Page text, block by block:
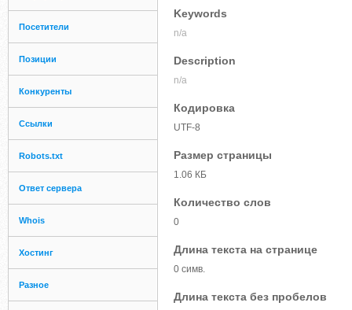
Посетители
Позиции
Конкуренты
Ссылки
Robots.txt
Ответ сервера
Whois
Хостинг
Разное
Keywords
n/a
Description
n/a
Кодировка
UTF-8
Размер страницы
1.06 КБ
Количество слов
0
Длина текста на странице
0 симв.
Длина текста без пробелов